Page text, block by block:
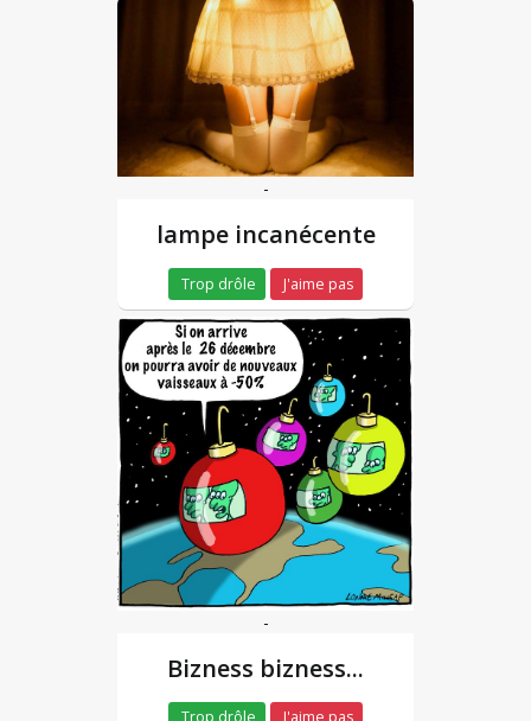
-
lampe incanécente
Trop drôle J'aime pas
-
Bizness bizness...